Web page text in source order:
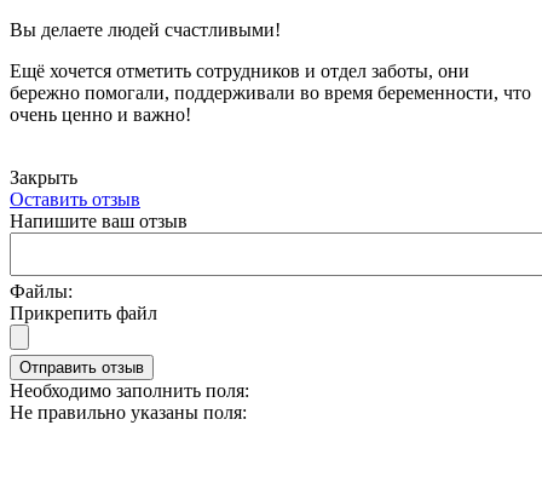
Вы делаете людей счастливыми!
Ещё хочется отметить сотрудников и отдел заботы, они
бережно помогали, поддерживали во время беременности, что
очень ценно и важно!
Закрыть
Оставить отзыв
Напишите ваш отзыв
Файлы:
Прикрепить файл
Отправить отзыв
Необходимо заполнить поля:
Не правильно указаны поля: